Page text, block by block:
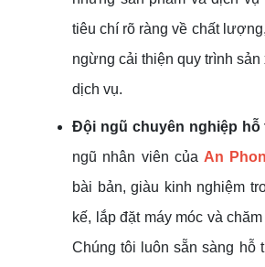
tiêu chí rõ ràng về chất
ngừng cải thiện quy trình sản
dịch vụ.
Đội ngũ chuyên nghiệp
ngũ nhân viên của An
bài bản, giàu kinh nghiệm
kế, lắp đặt máy móc và
Chúng tôi luôn sẵn sàng hỗ